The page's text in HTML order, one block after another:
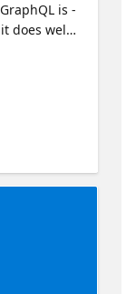
is -
does well.
in